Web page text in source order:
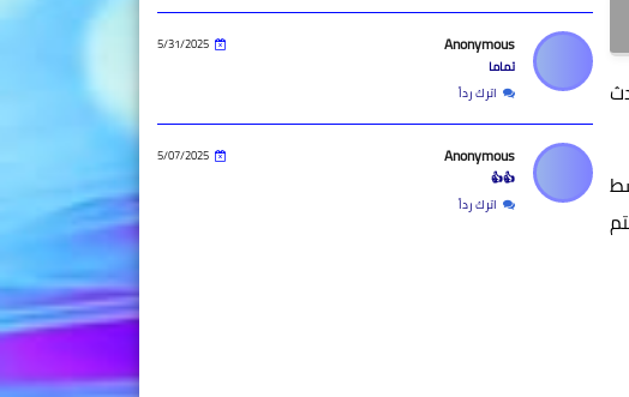
Anonymous
5/31/2025
تماما
اترك رداً
Anonymous
5/07/2025
👍👍
اترك رداً